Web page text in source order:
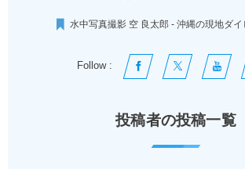
水中写真撮影 空 良太郎 - 沖縄の現地ダ
Follow :
投稿者の投稿一覧